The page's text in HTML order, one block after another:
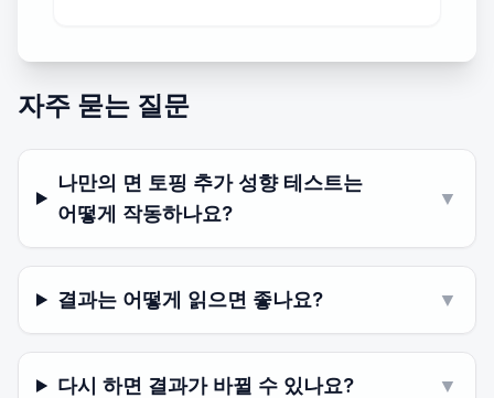
자주 묻는 질문
나만의 면 토핑 추가 성향 테스트는
어떻게 작동하나요?
▼
결과는 어떻게 읽으면 좋나요? ▼
다시 하면 결과가 바뀔 수 있나요? ▼